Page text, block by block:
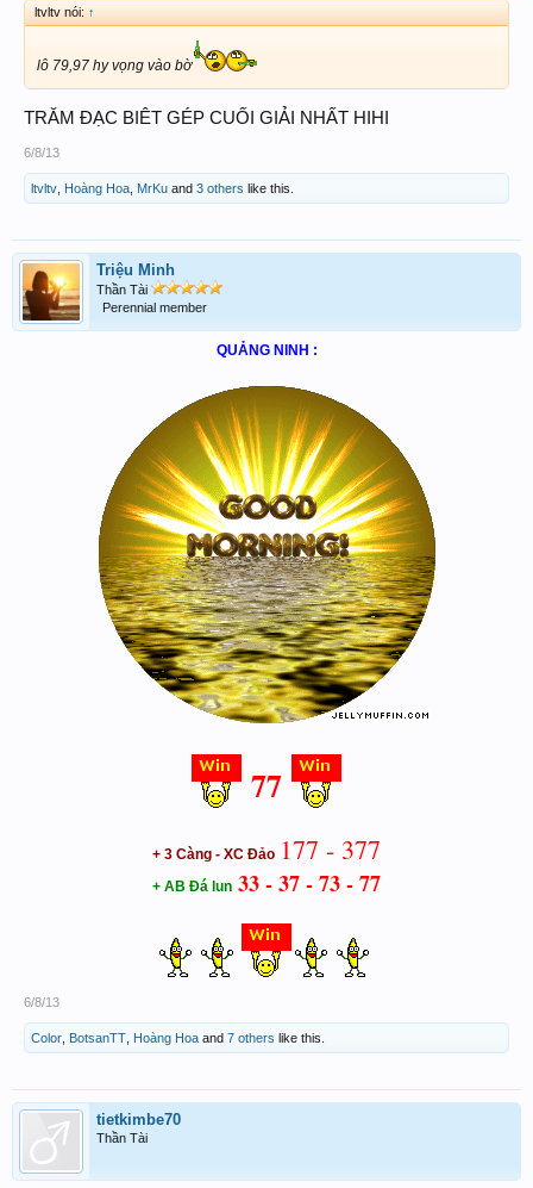
ltvltv nói: ↑
lô 79,97 hy vọng vào bờ
TRĂM ĐẠC BIÊT GÉP CUỐI GIẢI NHẤT HIHI
6/8/13
ltvltv Hoàng Hoa MrKu and 3 others like this.
Triệu Minh
Thần Tài
Perennial member
QUẢNG NINH :
77
+ 3 Càng - XC Đảo 177 - 377
+ AB Đá lun 33 - 37 - 73 - 77
6/8/13
Color BotsanTT Hoàng Hoa and 7 others like this.
tietkimbe70
Thần Tài